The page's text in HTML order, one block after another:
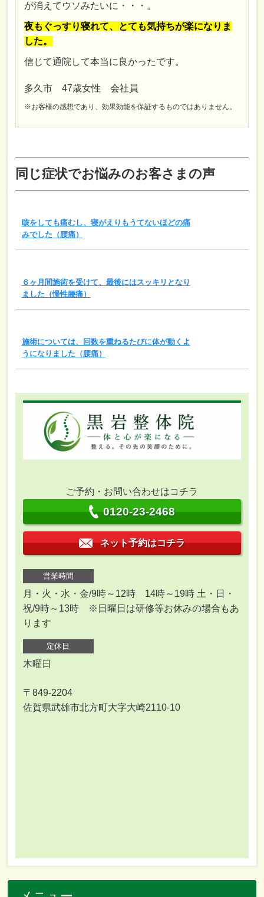
が消えてウソみたいに・・・。
夜もぐっすり寝れて、とても気持ちが楽になりま
した。
信じて通院して本当に良かったです。
多久市 47歳女性 会社員
※お客様の感想であり、効果効能を保証するものではありません。
同じ症状でお悩みのお客さまの声
咳をしても痛むし、寝がえりもうてないほどの痛
みでした（腰痛）
６ヶ月間施術を受けて、最後にはスッキリとなり
ました（慢性腰痛）
施術については、回数を重ねるたびに体が動くよ
うになりました（腰痛）
ご予約・お問い合わせはコチラ
0120-23-2468
ネット予約はコチラ
営業時間
月・火・水・金/9時～12時 14時～19時 土・日・
祝/9時～13時 ※日曜日は研修等お休みの場合もあ
ります
定休日
木曜日
〒849-2204
佐賀県武雄市北方町大字大崎2110-10